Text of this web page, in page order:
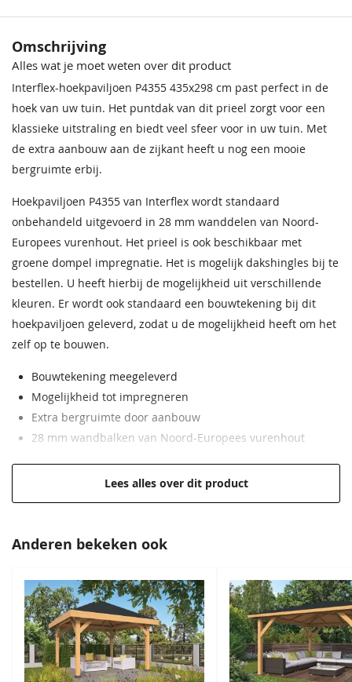
Houtsoort
Materiaal
vurenhout
Behandeling Materiaal Onbehandeld
Puntdak
Wanddikte 28 mm
Balken 28 mm wanddikte
Bevestigingsmaterialen Inclusief
Dakdelen Dakplaten 18 mm
Vloer Exclusief
Funderingsmaat incl.
funderingsbalken
8719831420285
Omschrijving
Alles wat je moet weten over dit product
Interflex-hoekpaviljoen P4355 435x298 cm past perfect in de
hoek van uw tuin. Het puntdak van dit prieel zorgt voor een
klassieke uitstraling en biedt veel sfeer voor in uw tuin. Met
de extra aanbouw aan de zijkant heeft u nog een mooie
bergruimte erbij.
Hoekpaviljoen P4355 van Interflex wordt standaard
onbehandeld uitgevoerd in 28 mm wanddelen van Noord-
Europees vurenhout. Het prieel is ook beschikbaar met
groene dompel impregnatie. Het is mogelijk dakshingles bij te
bestellen. U heeft hierbij de mogelijkheid uit verschillende
kleuren. Er wordt ook standaard een bouwtekening bij dit
hoekpaviljoen geleverd, zodat u de mogelijkheid heeft om het
zelf op te bouwen.
Bouwtekening meegeleverd
Mogelijkheid tot impregneren
Extra bergruimte door aanbouw
28 mm wandbalken van Noord-Europees vurenhout
Lees alles over dit product
Anderen bekeken ook